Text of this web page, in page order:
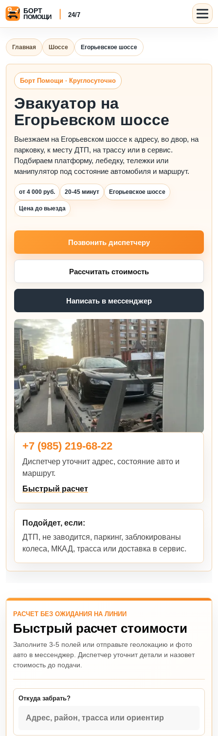
Главная Шоссе Егорьевское шоссе
Борт Помощи · Круглосуточно
Эвакуатор на
Егорьевском шоссе
Выезжаем на Егорьевском шоссе к адресу, во двор, на
парковку, к месту ДТП, на трассу или в сервис.
Подбираем платформу, лебедку, тележки или
манипулятор под состояние автомобиля и маршрут.
от 4 000 руб. 20-45 минут Егорьевское шоссе
Цена до выезда
Позвонить диспетчеру
Рассчитать стоимость
Написать в мессенджер
+7 (985) 219-68-22
Диспетчер уточнит адрес, состояние авто и
маршрут.
Быстрый расчет
Подойдет, если:
ДТП, не заводится, паркинг, заблокированы
колеса, МКАД, трасса или доставка в сервис.
РАСЧЕТ БЕЗ ОЖИДАНИЯ НА ЛИНИИ
Быстрый расчет стоимости
Заполните 3-5 полей или отправьте геолокацию и фото
авто в мессенджер. Диспетчер уточнит детали и назовет
стоимость до подачи.
Откуда забрать?